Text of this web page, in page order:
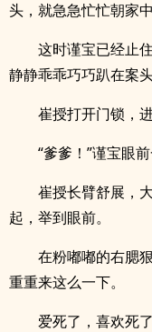
头，就急急忙忙朝家中
这时谨宝已经止
静静乖乖巧巧趴在案头
崔授打开门锁，
“爹爹！”谨宝眼
崔授长臂舒展，
起，举到眼前。
在粉嘟嘟的右腮
重重来这么一下。
爱死了，喜欢死了